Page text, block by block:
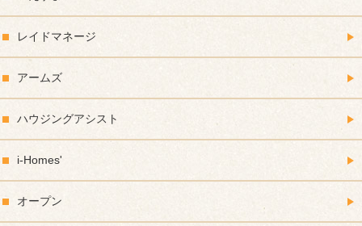
レイドマネージ
アームズ
ハウジングアシスト
i-Homes'
オープン